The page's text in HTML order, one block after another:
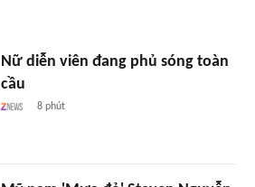
Nữ diễn viên đang phủ sóng toàn
cầu
8 phút